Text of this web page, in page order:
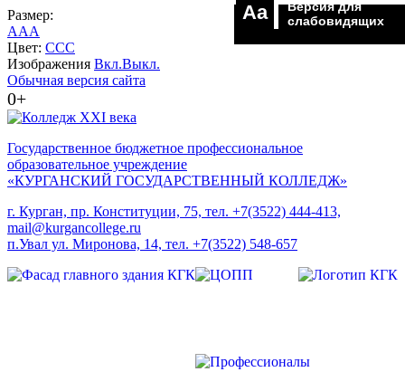
Размер:
AAA
Цвет: CCC
Изображения Вкл.Выкл.
Обычная версия сайта
0+
Aa
Версия для
слабовидящих
Государственное бюджетное профессиональное
образовательное учреждение
«КУРГАНСКИЙ ГОСУДАРСТВЕННЫЙ КОЛЛЕДЖ»
г. Курган, пр. Конституции, 75, тел. +7(3522) 444-413,
mail@kurgancollege.ru
п.Увал ул. Миронова, 14, тел. +7(3522) 548-657